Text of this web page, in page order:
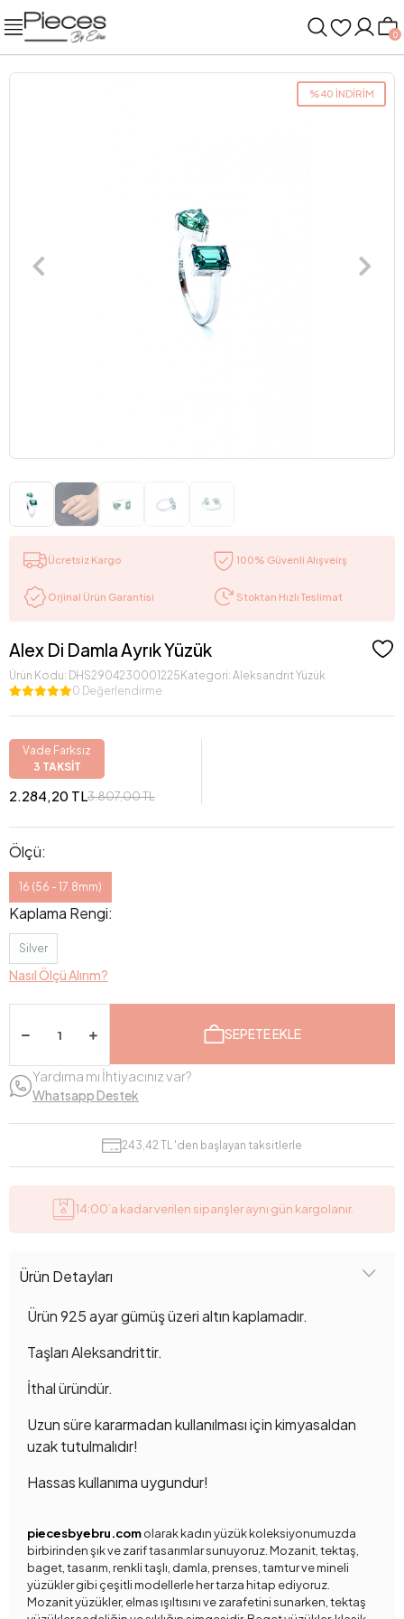
0
%40 İNDİRİM
Ücretsiz Kargo 100% Güvenli Alışveirş
Orjinal Ürün Garantisi Stoktan Hızlı Teslimat
Alex Di Damla Ayrık Yüzük
Ürün Kodu: DHS2904230001225 Kategori: Aleksandrit Yüzük
0 Değerlendirme
Vade Farksız
3 TAKSİT
2.284,20 TL3.807,00 TL
Ölçü:
16 (56 - 17.8mm)
Kaplama Rengi:
Silver
Nasıl Ölçü Alırım?
SEPETE EKLE
Yardıma mı İhtiyacınız var?
Whatsapp Destek
243,42 TL 'den başlayan taksitlerle
14:00’a kadar verilen siparişler aynı gün kargolanır.
Ürün Detayları
Ürün 925 ayar gümüş üzeri altın kaplamadır.
Taşları Aleksandrittir.
İthal üründür.
Uzun süre kararmadan kullanılması için kimyasaldan
uzak tutulmalıdır!
Hassas kullanıma uygundur!
piecesbyebru.comolarak kadın yüzük koleksiyonumuzda
birbirinden şık ve zarif tasarımlar sunuyoruz. Mozanit, tektaş,
baget, tasarım, renkli taşlı, damla, prenses, tamtur ve mineli
yüzükler gibi çeşitli modellerle her tarza hitap ediyoruz.
Mozanit yüzükler, elmas ışıltısını ve zarafetini sunarken, tektaş